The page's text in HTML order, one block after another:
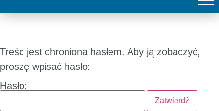
Treść jest chroniona hasłem. Aby ją zobaczyć,
proszę wpisać hasło:
Hasło: